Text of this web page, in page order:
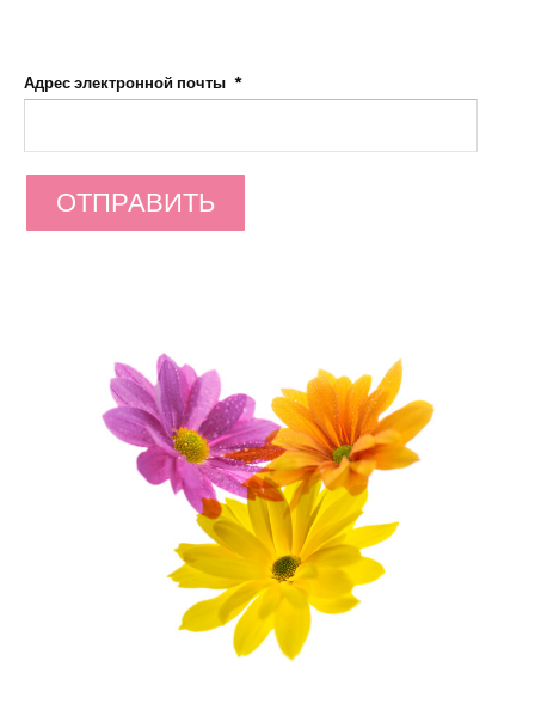
Адрес электронной почты *
ОТПРАВИТЬ